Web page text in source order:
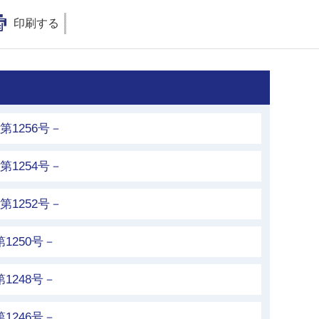
印刷する
1256号－
1254号－
1252号－
号－
号－